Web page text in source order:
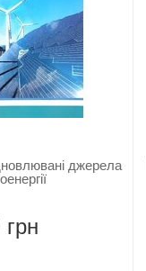
джерела